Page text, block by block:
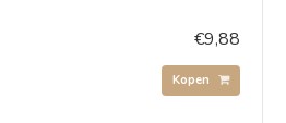
€9,88
Kopen